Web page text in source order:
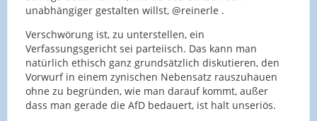
unabhängiger gestalten willst, @reinerle .
Verschwörung ist, zu unterstellen, ein
Verfassungsgericht sei parteiisch. Das kann man
natürlich ethisch ganz grundsätzlich diskutieren, den
Vorwurf in einem zynischen Nebensatz rauszuhauen
ohne zu begründen, wie man darauf kommt, außer
dass man gerade die AfD bedauert, ist halt unseriös.